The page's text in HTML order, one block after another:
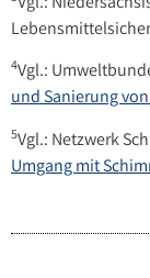
4Vgl.:
und Sanierung
5Vgl.: Netzwerk
Umgang mit